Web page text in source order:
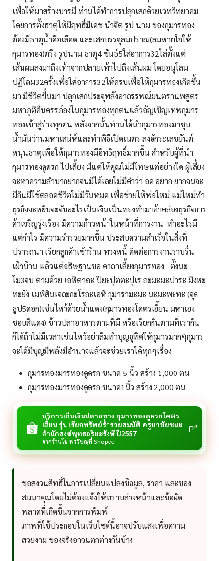
เพื่อให้มาสร้างบารมี ท่านได้ทำการปลุกเสกด้วยเวทวิทยาคม
โดยการตั้งธาตุให้มีฤทธิ์มีเดช นำจิต รูป นาม ของกุมารทอง
ต้องมีธาตุน้ำคือเลือด และเสกบรรจุลมปราณ(ลมหายใจให้
กุมารทอง)ตรึง รูปนาม ธาตุ4 ขันธ์5ใส่อาการ32ไล่ตั้งแต่
เส้นผมลงมาถึงเท้าจากปลายเท้าไปถึงเส้นผม โดยอนุโลม
ปฏิโลม32ครั้งเพื่อใส่อาการ32ให้ครบเพื่อให้กุมารทองเกิดขึ้น
มา มีชีวิตขึ้นมา ปลุกเสกประจุพลังอาถรรพณ์มนตรานพสูตร
มหาภูติคืนครรภ์ลงในกุมารทองทุกตนแล้วอัญเชิญเทพกุมาร
ทองเข้าสู่ร่างทุกตน หลังจากนั้นท่านได้นำกุมารทองมาชุบ
น้ำมันว่านมหาเสน่ห์และทำพิธีเปิดเนตร ลงอักระเลขยันต์
หนุนธาตุเพื่อให้กุมารทองมีอิทธิฤทธิ์มากขึ้น สำหรับผู้ที่นำ
กุมารทองดูดรก ไปเลี้ยง มีแต่ให้คุณไม่มีโทษแต่อย่างใด ผู้เลี้ยง
จะหาความลำบากยากจนมิได้เลยไม่มีคำว่า อด อยาก ยากจนจะ
มีกินมีใช้ตลอดชีวิตไม่มีวันหมด เพื่อช่วยให้พ่อใหม่ แม่ใหม่ทำ
ธุรกิจจะหยิบจะจับอะไรเป็นเงินเป็นทองทำมาค้าคล่องธุรกิจการ
ค้าเจริญรุ่งเรือง มีความก้าวหน้าในหน้าที่การงาน ทำอะไรมี
แต่กำไร มีความร่ำรวยมากขึ้น ประสบความสำเร็จในสิ่งที่
ปรารถนา เรียกลูกค้าเข้าร้าน ทวงหนี้ ติดต่อการงานราบรื่น
เฝ้าบ้าน แล้วแต่อธิษฐานขอ คาถาเลี้ยงกุมารทอง ตั้งนะ
โม3จบ ตามด้วย เอหิตาตะ ปิยะปุตตะปุเร ถะมะมะปาระ มิงหะ
ทะยัง เมพิสินเจถะกะโรถะเอหิ กุมารามะมะ นะมะพะทะ (จุด
ธูป5ดอก)เซ่นไหว้ด้วยน้ำแดง(กุมารทองโคตรเฮี้ยน มหาเฮง
ชอบสีแดง) ข้าวปลาอาหารตามที่มี หรือเรียกกินตามที่เรากิน
ก็ได้ถ้าไม่มีเวลาเซ่นไหว้อย่าลืมทำบุญอุทิศให้กุมารมากๆกุมาร
จะได้มีบุญมีพลังมีอำนาจแล้วจะช่วยเราได้ทุกๆเรื่อง
กุมารทองมารทองดูดรก ขนาด 5 นิ้ว สร้าง 1,000 ตน
กุมารทองมารทองดูดรก ขนาด1นิ้ว สร้าง 2,000 ตน
บริการเก็บเงินปลายทาง กุมารทองดูดรกโคตร
เฮี้ยน รุ่น เรียกทรัพย์ร่ำรวยสมบัติ ครูบาชัยชนะ
สำนักสงฆ์พุทธอริยะรังษี ปี2557
จากร้านใน พรวิษณุที่ Shopee
ขอสงวนสิทธิ์ในการเปลี่ยนแปลงข้อมูล, ราคา และของ
สมนาคุณโดยไม่ต้องแจ้งให้ทราบล่วงหน้าและข้อผิด
พลาดที่เกิดขึ้นจากการพิมพ์
ภาพที่ใช้ประกอบในเว็บไซด์นี้อาจปรับแสงเพื่อความ
สวยงาม ของจริงอาจแตกต่างกันบ้าง